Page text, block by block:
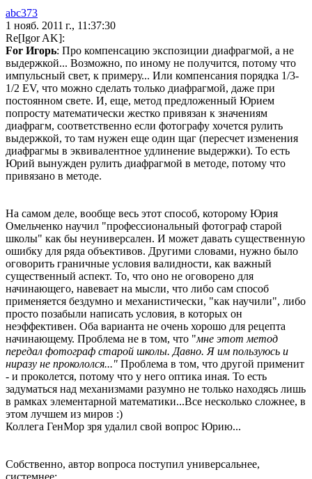
abc373
1 нояб. 2011 г., 11:37:30
Re[Igor AK]:
For Игорь: Про компенсацию экспозиции диафрагмой, а не
выдержкой... Возможно, по иному не получится, потому что
импульсный свет, к примеру... Или компенсания порядка 1/3-
1/2 EV, что можно сделать только диафрагмой, даже при
постоянном свете. И, еще, метод предложенный Юрием
попросту математически жестко привязан к значениям
диафрагм, соответственно если фотографу хочется рулить
выдержкой, то там нужен еще один щаг (пересчет изменения
диафрагмы в эквивалентное удлинение выдержки). То есть
Юрий вынужден рулить диафрагмой в методе, потому что
привязано в методе.
На самом деле, вообще весь этот способ, которому Юрия
Омельченко научил "профессиональный фотограф старой
школы" как бы неуниверсален. И может давать существенную
ошибку для ряда объективов. Другими словами, нужно было
оговорить граничные условия валидности, как важный
существенный аспект. То, что оно не оговорено для
начинающего, навевает на мысли, что либо сам способ
применяется бездумно и механиcтически, "как научили", либо
просто позабыли написать условия, в которых он
неэффективен. Оба варианта не очень хорошо для рецепта
начинающему. Проблема не в том, что "мне этот метод
передал фотограф старой школы. Давно. Я им пользуюсь и
ниразу не прокололся..." Проблема в том, что другой применит
- и проколется, потому что у него оптика иная. То есть
задуматься над механизмами разумно не только находясь лишь
в рамках элементарной математики...Все несколько сложнее, в
этом лучшем из миров :)
Коллега ГенМор зря удалил свой вопрос Юрию...
Собственно, автор вопроса поступил универсальнее,